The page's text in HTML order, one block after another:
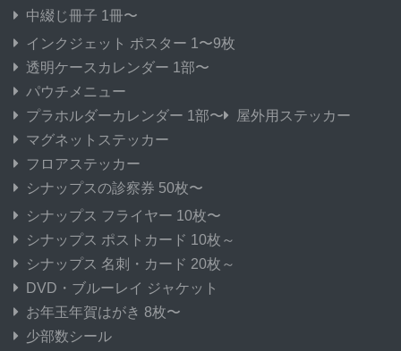
中綴じ冊子 1冊〜
インクジェット ポスター 1〜9枚
透明ケースカレンダー 1部〜
パウチメニュー
プラホルダーカレンダー 1部〜
屋外用ステッカー
マグネットステッカー
フロアステッカー
シナップスの診察券 50枚〜
シナップス フライヤー 10枚〜
シナップス ポストカード 10枚～
シナップス 名刺・カード 20枚～
DVD・ブルーレイ ジャケット
お年玉年賀はがき 8枚〜
少部数シール